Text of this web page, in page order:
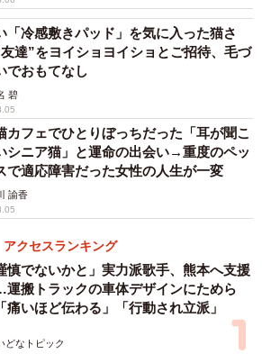
たけど、まさか命日に、しかも2匹。
ちもありました」
「嬉しさ99、不安1」。戸惑いを上回
込んでいました。
「冷感敷きパッド」を気に入った猫さ
達”をヨイショヨイショとご招待、毛づ
でおもてなし
碧
カフェでひとりぼっちだった「耳が聞こ
シニア猫」と運命の出会い→重度のペッ
で適応障害だった女性の人生が一変
諭香
アクセスランキング
慎でないかと」実力派歌手、熊本へ支援
搬トラックの車体デザインにためら
いほど伝わる」「行動され立派」
どなトピック